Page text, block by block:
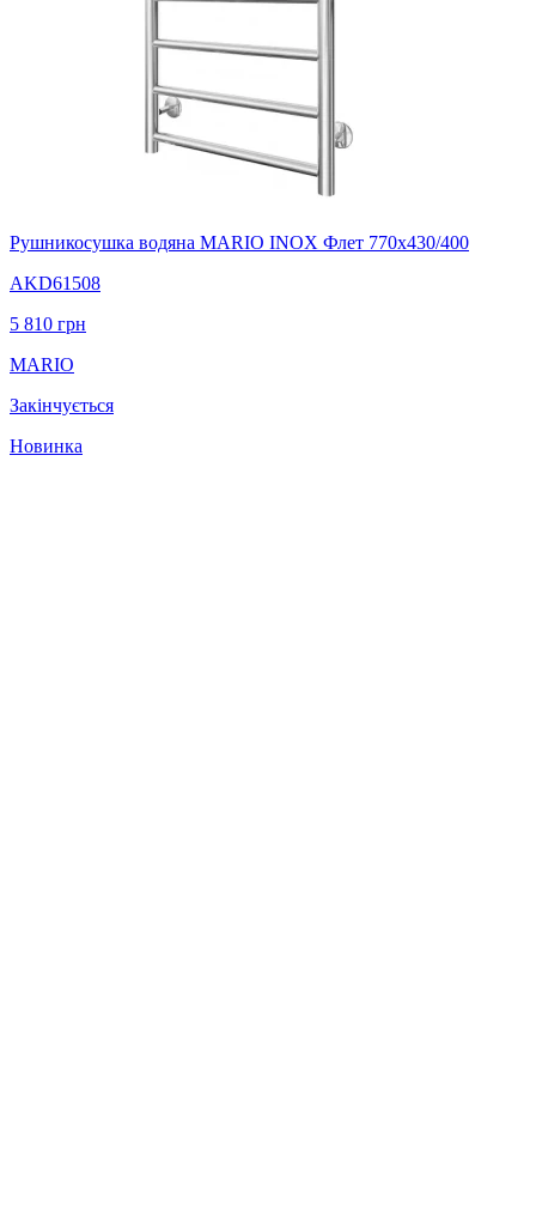
Рушникосушка водяна MARIO INOX Флет 770х430/400
AKD61508
5 810 грн
MARIO
Закінчується
Новинка